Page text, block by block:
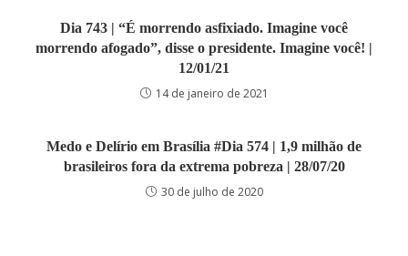
Dia 743 | “É morrendo asfixiado. Imagine você
morrendo afogado”, disse o presidente. Imagine você! |
12/01/21
14 de janeiro de 2021
Medo e Delírio em Brasília #Dia 574 | 1,9 milhão de
brasileiros fora da extrema pobreza | 28/07/20
30 de julho de 2020